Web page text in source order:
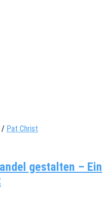
/ Pat Christ
gestalten – Ein